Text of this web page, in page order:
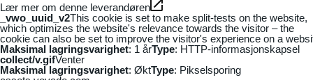
Lær mer om denne leverandøren
_vwo_uuid_v2This cookie is set to make split-tests on the website,
which optimizes the website's relevance towards the visitor – the
cookie can also be set to improve the visitor's experience on a
Maksimal lagringsvarighet: 1 årType: HTTP-informasjonskapsel
collect/v.gifVenter
Maksimal lagringsvarighet: ØktType: Pikselsporing